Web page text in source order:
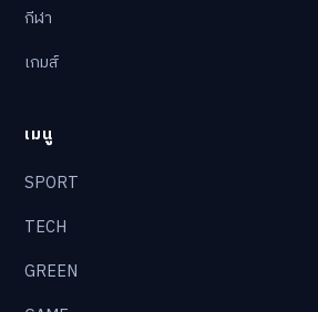
กีฬา
เกมส์
เมนู
SPORT
TECH
GREEN